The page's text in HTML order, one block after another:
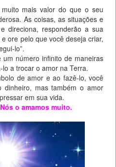
mais valor do que o seu
As coisas, as situações e
direciona, responderão a sua
ore pelo que você deseja criar,
lo”.
número infinito de maneiras
a trocar o amor na Terra.
de amor e ao fazê-lo, você
dinheiro, mas também o amor
em sua vida.
o amamos muito.